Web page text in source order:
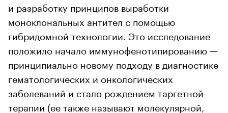
и разработку принципов выработки
моноклональных антител с помощью
гибридомной технологии. Это исследование
положило начало иммунофенотипированию —
принципиально новому подходу в диагностике
гематологических и онкологических
заболеваний и стало рождением таргетной
терапии (ее также называют молекулярной,